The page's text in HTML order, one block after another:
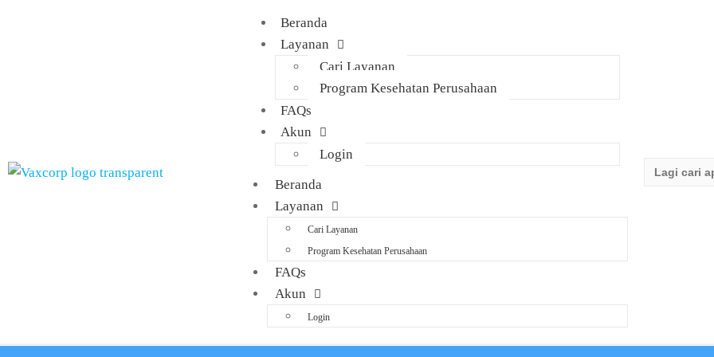
Beranda
Layanan
Cari Layanan
Program Kesehatan Perusahaan
FAQs
Akun
Login
Beranda
Layanan
Cari Layanan
Program Kesehatan Perusahaan
FAQs
Akun
Login
for: